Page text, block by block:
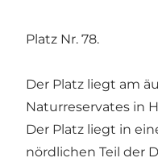
Platz Nr. 78.
Der Platz liegt am
Naturreservates in
Der Platz liegt in
nördlichen Teil der